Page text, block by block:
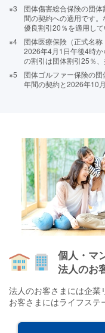
※3
団体傷害総合保険の団
間の契約への適⽤です。
優良割引20％を適⽤して
※4
団体医療保険（正式名称
2026年4⽉1⽇午後4時
の割引は団体割引25％
※5
団体ゴルファー保険の
年間の契約と2026年10
個人・マ
法人のお
法人のお客さまには企業
お客さまにはライフステ